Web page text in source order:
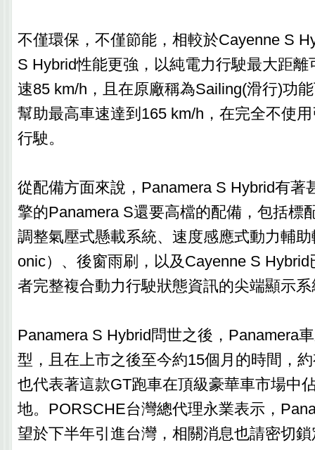
不僅環保，不僅節能，相較於Cayenne S
S Hybrid性能更強，以純電力行駛最大距離
速85 km/h，且在原廠稱為Sailing(滑行)功
幫助最高車速達到165 km/h，在完全不使
行駛。
從配備方面來說，Panamera S Hybrid有著
擎的Panamera S還要高檔的配備，包括標
調整氣壓式懸載系統、速度感應式動力輔
onic）、後窗雨刷，以及Cayenne S
者完整複合動力行駛狀態資訊的尖端顯示
Panamera S Hybrid問世之後，Panamera
型，且在上市之後至今約15個月的時間，
也代表著這款GT跑車在頂級豪華車市場中
地。PORSCHE台灣總代理永業表示，
望於下半年引進台灣，相關消息也請密切